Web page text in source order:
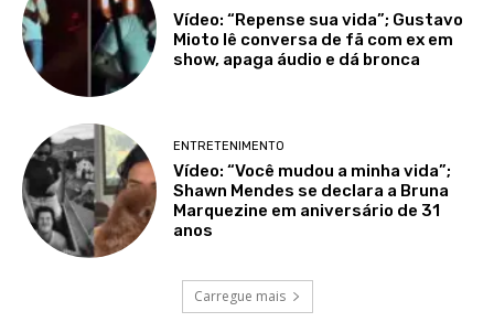
Vídeo: “Repense sua vida”; Gustavo
Mioto lê conversa de fã com ex em
show, apaga áudio e dá bronca
ENTRETENIMENTO
Vídeo: “Você mudou a minha vida”;
Shawn Mendes se declara a Bruna
Marquezine em aniversário de 31
anos
Carregue mais